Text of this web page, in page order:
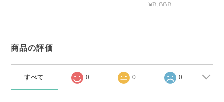
¥8,888
商品の評価
すべて 0 0 0